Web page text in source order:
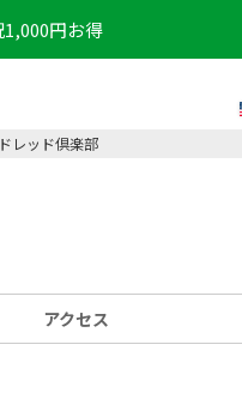
円お得
レッド倶楽部
アクセス